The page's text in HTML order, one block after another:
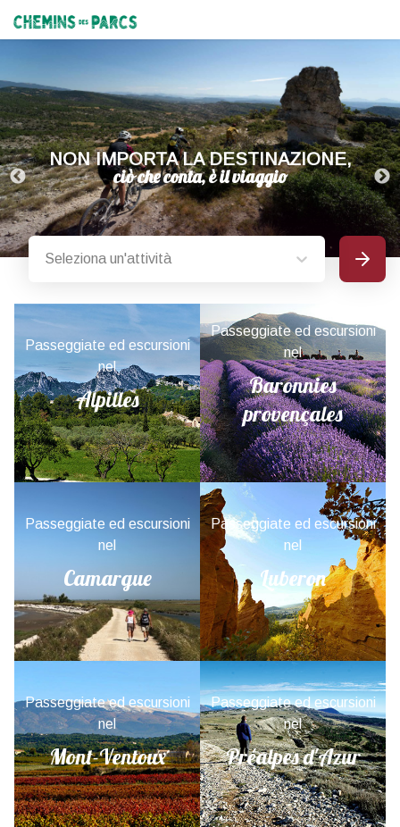
Chemins des Parcs
NON IMPORTA LA DESTINAZIONE,
Seleziona un'attività
Ricerca
I parchi naturali della Provence-Alpes-Côte d'Azur
Passeggiate ed escursioni
nel
Alpilles
Passeggiate ed escursioni
nel
Baronnies
provençales
Passeggiate ed escursioni
nel
Camargue
Passeggiate ed escursioni
nel
Luberon
Passeggiate ed escursioni
nel
Mont-Ventoux
Passeggiate ed escursioni
nel
Préalpes d'Azur